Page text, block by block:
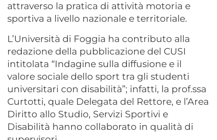
attraverso la pratica di attività motoria e
sportiva a livello nazionale e territoriale.
L’Università di Foggia ha contributo alla
redazione della pubblicazione del CUSI
intitolata “Indagine sulla diffusione e il
valore sociale dello sport tra gli studenti
universitari con disabilità”; infatti, la prof.ssa
Curtotti, quale Delegata del Rettore, e l’Area
Diritto allo Studio, Servizi Sportivi e
Disabilità hanno collaborato in qualità di